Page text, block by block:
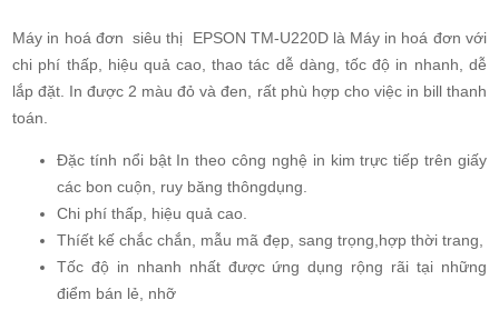
Máy in hoá đơn siêu thị EPSON TM-U220D là Máy in hoá đơn với
chi phí thấp, hiệu quả cao, thao tác dễ dàng, tốc độ in nhanh, dễ
lắp đặt. In được 2 màu đỏ và đen, rất phù hợp cho việc in bill thanh
toán.
Đặc tính nổi bật In theo công nghệ in kim trực tiếp trên giấy
các bon cuộn, ruy băng thôngdụng.
Chi phí thấp, hiệu quả cao.
Thíết kế chắc chắn, mẫu mã đẹp, sang trọng,hợp thời trang,
Tốc độ in nhanh nhất được ứng dụng rộng rãi tại những
điểm bán lẻ, nhỡ